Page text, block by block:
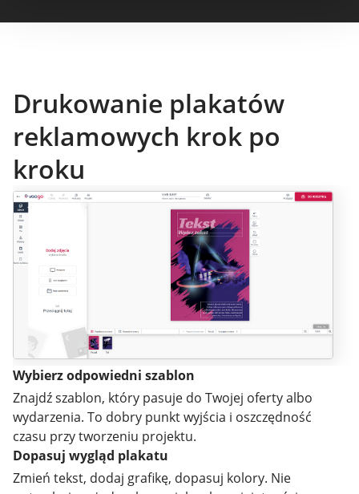
Drukowanie plakatów
reklamowych krok po
kroku
Wybierz odpowiedni szablon
Znajdź szablon, który pasuje do Twojej oferty albo
wydarzenia. To dobry punkt wyjścia i oszczędność
czasu przy tworzeniu projektu.
Dopasuj wygląd plakatu
Zmień tekst, dodaj grafikę, dopasuj kolory. Nie